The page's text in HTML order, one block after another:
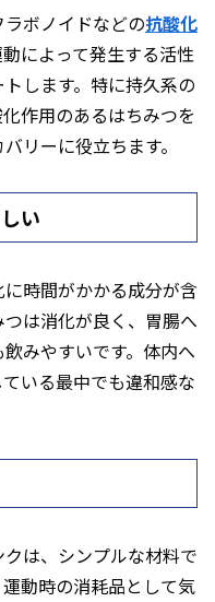
ボノイドなどの抗酸化
によって発生する活性
します。特に持久系の
作用のあるはちみつを
リーに役立ちます。
い
時間がかかる成分が含
は消化が良く、胃腸へ
みやすいです。体内へ
いる最中でも違和感な
は、シンプルな材料で
動時の消耗品として気